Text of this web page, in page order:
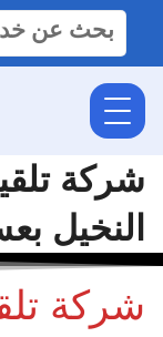
البحث
عن:
شركة
النخيل
شركة